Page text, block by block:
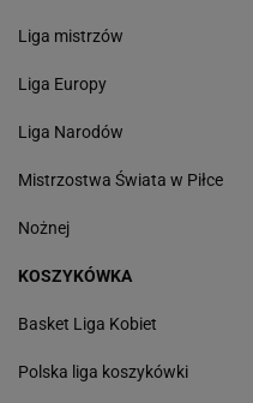
Liga mistrzów
Liga Europy
Liga Narodów
Mistrzostwa Świata w Piłce
Nożnej
KOSZYKÓWKA
Basket Liga Kobiet
Polska liga koszykówki